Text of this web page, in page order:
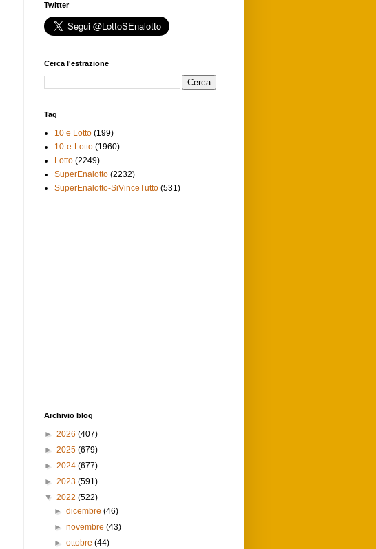
Twitter
Cerca l'estrazione
Tag
10 e Lotto (199)
10-e-Lotto (1960)
Lotto (2249)
SuperEnalotto (2232)
SuperEnalotto-SiVinceTutto (531)
Archivio blog
► 2026 (407)
► 2025 (679)
► 2024 (677)
► 2023 (591)
▼ 2022 (522)
►dicembre(46)
►novembre(43)
►ottobre(44)